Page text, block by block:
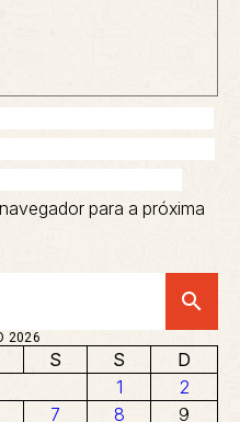
para a próxima
search
2026
S S
D
1
2
7 8 9